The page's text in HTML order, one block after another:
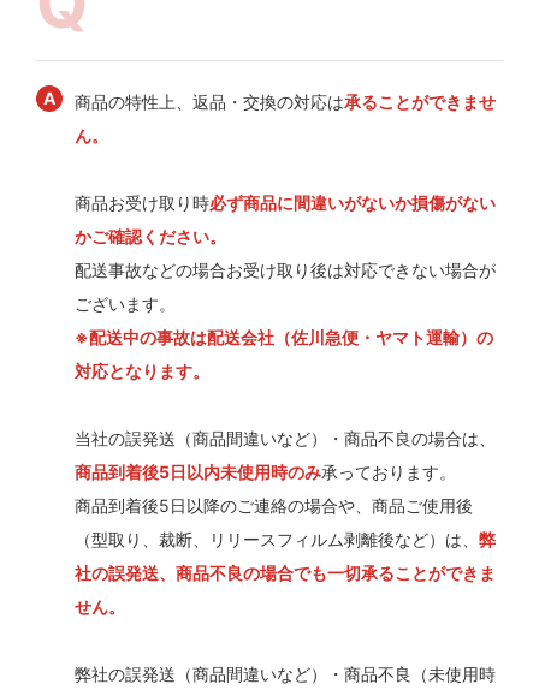
商品の特性上、返品・交換の対応は承ることができませ
ん。
商品お受け取り時必ず商品に間違いがないか損傷がない
かご確認ください。
配送事故などの場合お受け取り後は対応できない場合が
ございます。
※配送中の事故は配送会社（佐川急便・ヤマト運輸）の
対応となります。
当社の誤発送（商品間違いなど）・商品不良の場合は、
商品到着後5日以内未使用時のみ承っております。
商品到着後5日以降のご連絡の場合や、商品ご使用後
（型取り、裁断、リリースフィルム剥離後など）は、 弊
社の誤発送、商品不良の場合でも一切承ることができま
せん。
弊社の誤発送（商品間違いなど）・商品不良（未使用時